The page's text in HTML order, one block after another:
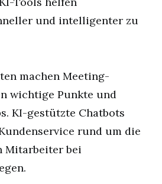
und intelligenter zu
machen Meeting-
wichtige Punkte und
KI-gestützte Chatbots
rund um die
Mitarbeiter bei